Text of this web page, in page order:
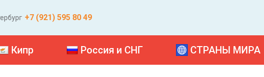
+7 (921) 595 80 49
Кипр Россия и СНГ СТРАНЫ МИРА